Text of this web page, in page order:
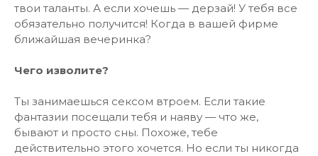
твои таланты. А если хочешь — дерзай! У тебя все
обязательно получится! Когда в вашей фирме
ближайшая вечеринка?
Чего изволите?
Ты занимаешься сексом втроем. Если такие
фантазии посещали тебя и наяву — что же,
бывают и просто сны. Похоже, тебе
действительно этого хочется. Но если ты никогда